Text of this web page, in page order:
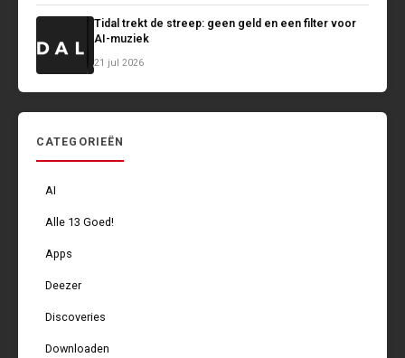
Tidal trekt de streep: geen geld en een filter voor
AI-muziek
21 jul 2026
CATEGORIEËN
AI
Alle 13 Goed!
Apps
Deezer
Discoveries
Downloaden